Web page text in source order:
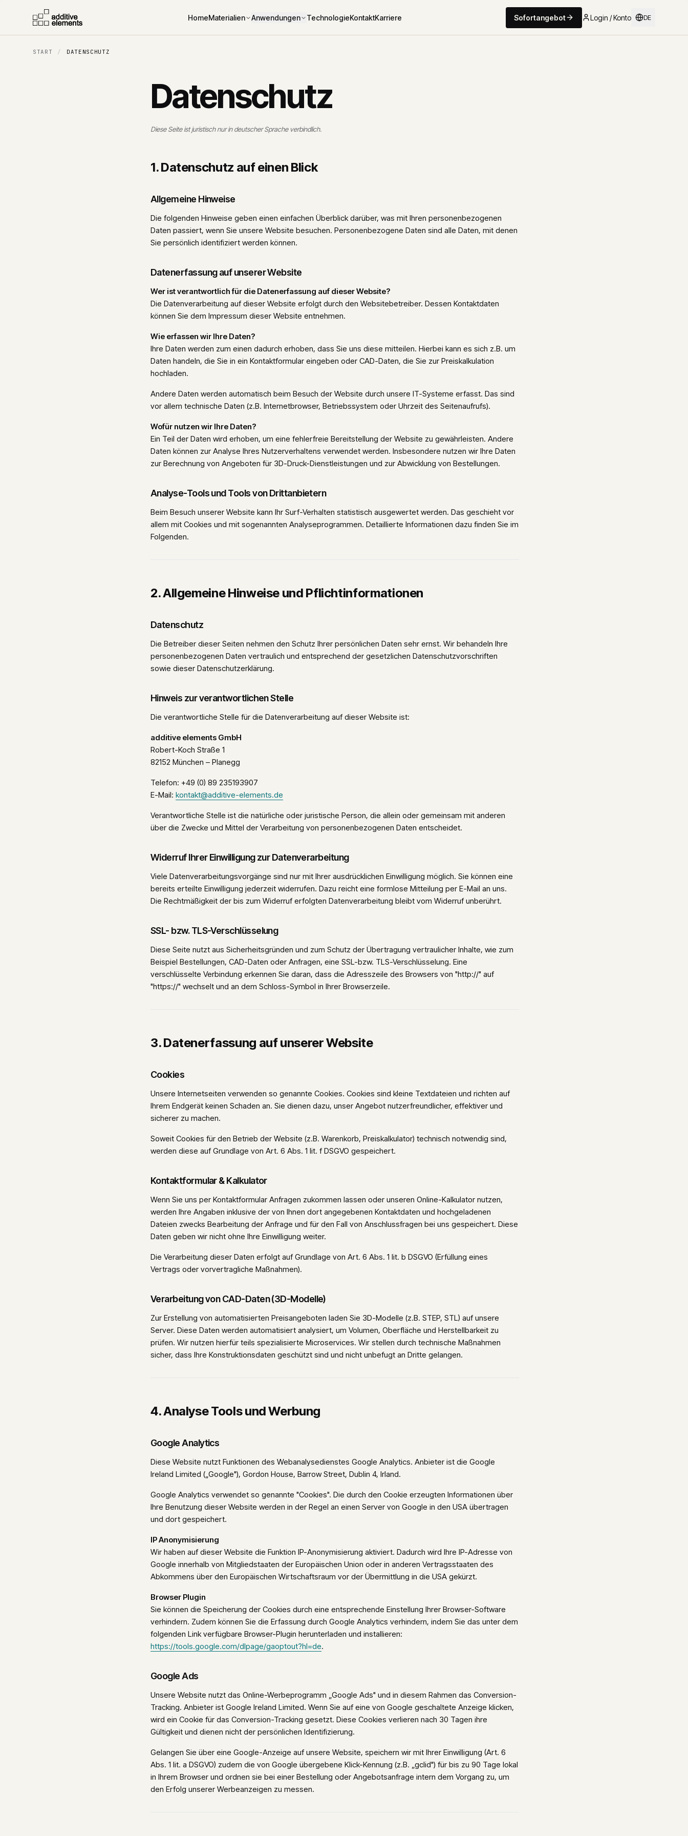
HomeMaterialien Anwendungen TechnologieKontaktKarriere Sofortangebot Login / Konto DE
START / DATENSCHUTZ
Datenschutz
Diese Seite ist juristisch nur in deutscher Sprache verbindlich.
1. Datenschutz auf einen Blick
Allgemeine Hinweise
Die folgenden Hinweise geben einen einfachen Überblick darüber, was mit Ihren personenbezogenen
Daten passiert, wenn Sie unsere Website besuchen. Personenbezogene Daten sind alle Daten, mit denen
Sie persönlich identifiziert werden können.
Datenerfassung auf unserer Website
Wer ist verantwortlich für die Datenerfassung auf dieser Website?
Die Datenverarbeitung auf dieser Website erfolgt durch den Websitebetreiber. Dessen Kontaktdaten
können Sie dem Impressum dieser Website entnehmen.
Wie erfassen wir Ihre Daten?
Ihre Daten werden zum einen dadurch erhoben, dass Sie uns diese mitteilen. Hierbei kann es sich z.B. um
Daten handeln, die Sie in ein Kontaktformular eingeben oder CAD-Daten, die Sie zur Preiskalkulation
hochladen.
Andere Daten werden automatisch beim Besuch der Website durch unsere IT-Systeme erfasst. Das sind
vor allem technische Daten (z.B. Internetbrowser, Betriebssystem oder Uhrzeit des Seitenaufrufs).
Wofür nutzen wir Ihre Daten?
Ein Teil der Daten wird erhoben, um eine fehlerfreie Bereitstellung der Website zu gewährleisten. Andere
Daten können zur Analyse Ihres Nutzerverhaltens verwendet werden. Insbesondere nutzen wir Ihre Daten
zur Berechnung von Angeboten für 3D-Druck-Dienstleistungen und zur Abwicklung von Bestellungen.
Analyse-Tools und Tools von Drittanbietern
Beim Besuch unserer Website kann Ihr Surf-Verhalten statistisch ausgewertet werden. Das geschieht vor
allem mit Cookies und mit sogenannten Analyseprogrammen. Detaillierte Informationen dazu finden Sie im
Folgenden.
2. Allgemeine Hinweise und Pflichtinformationen
Datenschutz
Die Betreiber dieser Seiten nehmen den Schutz Ihrer persönlichen Daten sehr ernst. Wir behandeln Ihre
personenbezogenen Daten vertraulich und entsprechend der gesetzlichen Datenschutzvorschriften
sowie dieser Datenschutzerklärung.
Hinweis zur verantwortlichen Stelle
Die verantwortliche Stelle für die Datenverarbeitung auf dieser Website ist:
additive elements GmbH
Robert-Koch Straße 1
82152 München – Planegg
Telefon: +49 (0) 89 235193907
E-Mail: kontakt@additive-elements.de
Verantwortliche Stelle ist die natürliche oder juristische Person, die allein oder gemeinsam mit anderen
über die Zwecke und Mittel der Verarbeitung von personenbezogenen Daten entscheidet.
Widerruf Ihrer Einwilligung zur Datenverarbeitung
Viele Datenverarbeitungsvorgänge sind nur mit Ihrer ausdrücklichen Einwilligung möglich. Sie können eine
bereits erteilte Einwilligung jederzeit widerrufen. Dazu reicht eine formlose Mitteilung per E-Mail an uns.
Die Rechtmäßigkeit der bis zum Widerruf erfolgten Datenverarbeitung bleibt vom Widerruf unberührt.
SSL- bzw. TLS-Verschlüsselung
Diese Seite nutzt aus Sicherheitsgründen und zum Schutz der Übertragung vertraulicher Inhalte, wie zum
Beispiel Bestellungen, CAD-Daten oder Anfragen, eine SSL-bzw. TLS-Verschlüsselung. Eine
verschlüsselte Verbindung erkennen Sie daran, dass die Adresszeile des Browsers von "http://" auf
"https://" wechselt und an dem Schloss-Symbol in Ihrer Browserzeile.
3. Datenerfassung auf unserer Website
Cookies
Unsere Internetseiten verwenden so genannte Cookies. Cookies sind kleine Textdateien und richten auf
Ihrem Endgerät keinen Schaden an. Sie dienen dazu, unser Angebot nutzerfreundlicher, effektiver und
sicherer zu machen.
Soweit Cookies für den Betrieb der Website (z.B. Warenkorb, Preiskalkulator) technisch notwendig sind,
werden diese auf Grundlage von Art. 6 Abs. 1 lit. f DSGVO gespeichert.
Kontaktformular & Kalkulator
Wenn Sie uns per Kontaktformular Anfragen zukommen lassen oder unseren Online-Kalkulator nutzen,
werden Ihre Angaben inklusive der von Ihnen dort angegebenen Kontaktdaten und hochgeladenen
Dateien zwecks Bearbeitung der Anfrage und für den Fall von Anschlussfragen bei uns gespeichert. Diese
Daten geben wir nicht ohne Ihre Einwilligung weiter.
Die Verarbeitung dieser Daten erfolgt auf Grundlage von Art. 6 Abs. 1 lit. b DSGVO (Erfüllung eines
Vertrags oder vorvertragliche Maßnahmen).
Verarbeitung von CAD-Daten (3D-Modelle)
Zur Erstellung von automatisierten Preisangeboten laden Sie 3D-Modelle (z.B. STEP, STL) auf unsere
Server. Diese Daten werden automatisiert analysiert, um Volumen, Oberfläche und Herstellbarkeit zu
prüfen. Wir nutzen hierfür teils spezialisierte Microservices. Wir stellen durch technische Maßnahmen
sicher, dass Ihre Konstruktionsdaten geschützt sind und nicht unbefugt an Dritte gelangen.
4. Analyse Tools und Werbung
Google Analytics
Diese Website nutzt Funktionen des Webanalysedienstes Google Analytics. Anbieter ist die Google
Ireland Limited („Google"), Gordon House, Barrow Street, Dublin 4, Irland.
Google Analytics verwendet so genannte "Cookies". Die durch den Cookie erzeugten Informationen über
Ihre Benutzung dieser Website werden in der Regel an einen Server von Google in den USA übertragen
und dort gespeichert.
IP Anonymisierung
Wir haben auf dieser Website die Funktion IP-Anonymisierung aktiviert. Dadurch wird Ihre IP-Adresse von
Google innerhalb von Mitgliedstaaten der Europäischen Union oder in anderen Vertragsstaaten des
Abkommens über den Europäischen Wirtschaftsraum vor der Übermittlung in die USA gekürzt.
Browser Plugin
Sie können die Speicherung der Cookies durch eine entsprechende Einstellung Ihrer Browser-Software
verhindern. Zudem können Sie die Erfassung durch Google Analytics verhindern, indem Sie das unter dem
folgenden Link verfügbare Browser-Plugin herunterladen und installieren:
https://tools.google.com/dlpage/gaoptout?hl=de.
Google Ads
Unsere Website nutzt das Online-Werbeprogramm „Google Ads" und in diesem Rahmen das Conversion-
Tracking. Anbieter ist Google Ireland Limited. Wenn Sie auf eine von Google geschaltete Anzeige klicken,
wird ein Cookie für das Conversion-Tracking gesetzt. Diese Cookies verlieren nach 30 Tagen ihre
Gültigkeit und dienen nicht der persönlichen Identifizierung.
Gelangen Sie über eine Google-Anzeige auf unsere Website, speichern wir mit Ihrer Einwilligung (Art. 6
Abs. 1 lit. a DSGVO) zudem die von Google übergebene Klick-Kennung (z.B. „gclid") für bis zu 90 Tage lokal
in Ihrem Browser und ordnen sie bei einer Bestellung oder Angebotsanfrage intern dem Vorgang zu, um
den Erfolg unserer Werbeanzeigen zu messen.